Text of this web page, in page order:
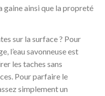
gaine ainsi que la propreté
sur la surface ? Pour
l’eau savonneuse est
les taches sans
Pour parfaire le
simplement un